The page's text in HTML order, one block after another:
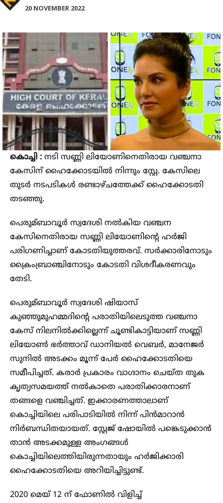
20 NOVEMBER 2022
കൊച്ചി : നടി സണ്ണി ലിയോണിനെതിരായ വഞ്ചനാ
കേസിന് ഹൈക്കോടയില്‍ നിന്നും സ്റ്റേ. കേസിലെ
തുടര്‍ നടപടികള്‍ രണ്ടാഴ്ചത്തേക്ക് ഹൈക്കോടതി
തടഞ്ഞു.
പെരുമ്ബാവൂര്‍ സ്വദേശി നല്‍കിയ വഞ്ചന
കേസിനെതിരായ സണ്ണി ലിയോണിന്റെ ഹര്‍ജി
പരിഗണിച്ചാണ് കോടതിയുത്തരവ്. സര്‍ക്കാരിനോടും
ക്രൈംബ്രാഞ്ചിനോടും കോടതി വിശദീകരണവും
തേടി.
പെരുമ്ബാവൂര്‍ സ്വദേശി ഷിയാസ്
കുഞ്ഞുമുഹമ്മദിന്‍റെ പരാതിയിലെടുത്ത വ‌ഞ്ചനാ
കേസ് നിലനില്‍ക്കില്ലെന്ന് ചൂണ്ടികാട്ടിയാണ് സണ്ണി
ലിയോണ്‍ ഭര്‍ത്താവ് ഡാനിയല്‍ വെബര്‍, മാനേജര്‍
സുനില്‍ അടക്കം മൂന്ന് പേര്‍ ഹൈക്കോടതിയെ
സമീപിച്ചത്. കരാര്‍ പ്രകാരം വാഗ്ദാനം ചെയ്ത തുക
കൃത്യസമയത്ത് നല്‍കാതെ പരാതിക്കാരനാണ്
തങ്ങളെ വ‌ഞ്ചിച്ചത്. ഇക്കാരണത്താലാണ്
കൊച്ചിയിലെ പരിപാടിയില്‍ നിന്ന് പിന്‍മാറാന്‍
നിര്‍ബന്ധിതയായത്. സ്റ്റേജ് ഷോയില്‍ പങ്കെടുക്കാന്‍
താന്‍ അടക്കമുള്ള അംഗങ്ങള്‍
കൊച്ചിയിലെത്തിയിരുന്നതായും ഹര്‍ജിക്കാരി
ഹൈക്കോടതിയെ അറിയിച്ചിട്ടുണ്ട്.
2020 മെയ് 12 ന് ഫോണില്‍ വിളിച്ച്‌